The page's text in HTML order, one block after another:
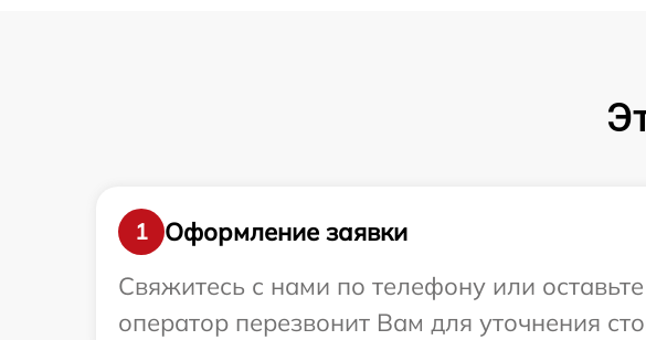
1
Оформление заявки
Свяжитесь с нами по телефону или
оператор перезвонит Вам для уточнения